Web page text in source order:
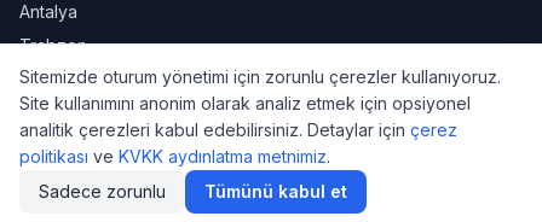
Antalya
Trabzon
KVKK Gizlilik Kullanım Şartları Çerez Politikası
© 2026 DoktorNo. Tüm hakları saklıdır.
Sitemizde oturum yönetimi için zorunlu çerezler kullanıyoruz.
Site kullanımını anonim olarak analiz etmek için opsiyonel
analitik çerezleri kabul edebilirsiniz. Detaylar için çerez
politikası ve KVKK aydınlatma metnimiz.
Sadece zorunlu
Tümünü kabul et